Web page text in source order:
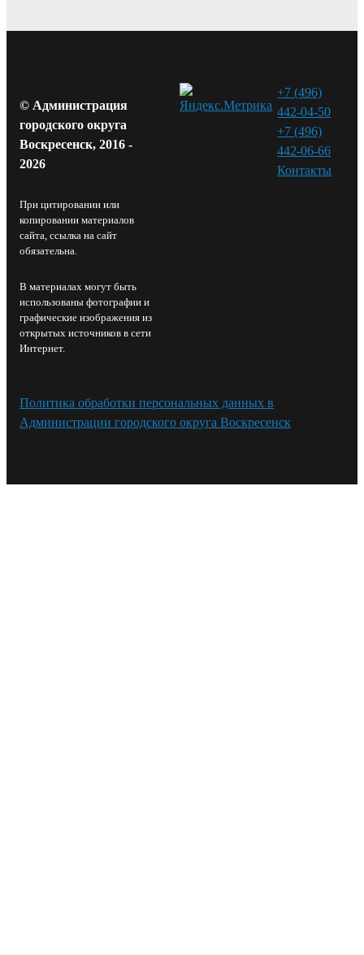
© Администрация
городского округа
Воскресенск, 2016 -
2026
При цитировании или
копировании материалов
сайта, ссылка на сайт
обязательна.
В материалах могут быть
использованы фотографии и
графические изображения из
открытых источников в сети
Интернет.
+7 (496)
442-04-50
+7 (496)
442-06-66
Контакты⁠
Политика обработки персональных данных в
Администрации городского округа Воскресенск